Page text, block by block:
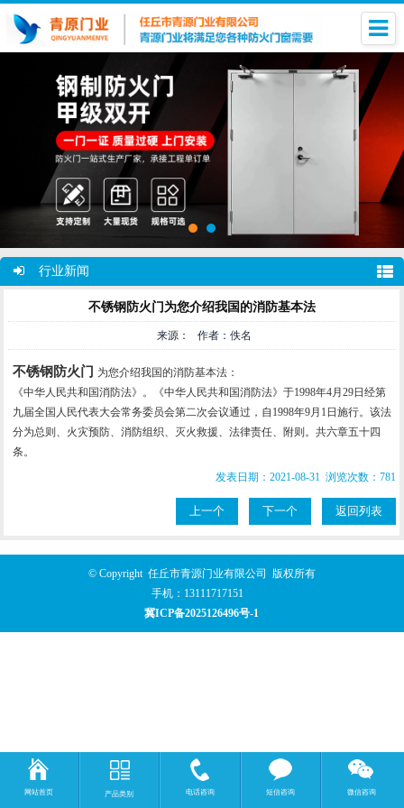
行业新闻
不锈钢防火门为您介绍我国的消防基本法
来源： 作者：佚名
不锈钢防火门 为您介绍我国的消防基本法：
《中华人民共和国消防法》。《中华人民共和国消防法》于1998年4月29日经第
九届全国人民代表大会常务委员会第二次会议通过，自1998年9月1日施行。该法
分为总则、火灾预防、消防组织、灭火救援、法律责任、附则。共六章五十四
条。
发表日期：2021-08-31 浏览次数：781
上一个 下一个 返回列表
© Copyright 任丘市青源门业有限公司 版权所有
手机： 13111717151
冀ICP备2025126496号-1
网站首页 产品类别 电话咨询 短信咨询 微信咨询